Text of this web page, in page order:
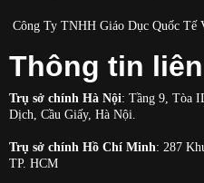
Công Ty TNHH Giáo Dục Quốc Tế
Thông tin
Trụ sở chính Hà Nội: Tầng 9, Tòa
Dịch, Cầu Giấy, Hà Nội.
Trụ sở chính Hồ Chí Minh: 287
TP. HCM